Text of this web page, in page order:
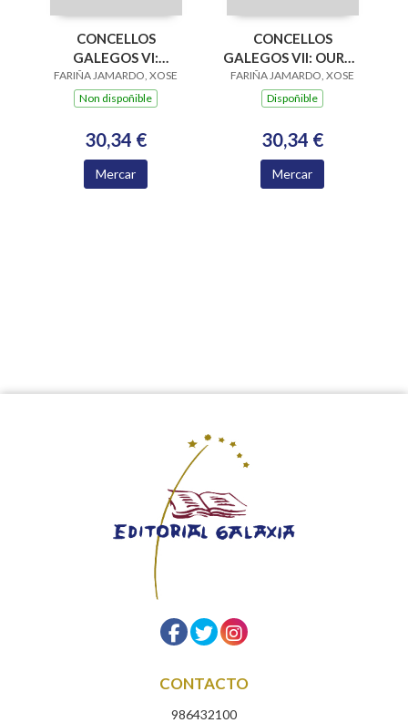
CONCELLOS
GALEGOS VI:
MONDARIZ -
OURENSE
FARIÑA JAMARDO, XOSE
Non dispoñible
30,34 €
Mercar
CONCELLOS
GALEGOS VII: OUROL
- PONTEDEUME
FARIÑA JAMARDO, XOSE
Dispoñible
30,34 €
Mercar
CONTACTO
986432100